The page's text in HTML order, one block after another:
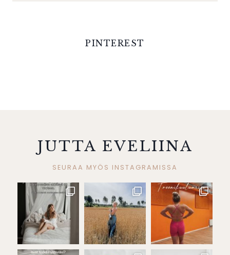
PINTEREST
JUTTA EVELIINA
SEURAA MYÖS INSTAGRAMISSA